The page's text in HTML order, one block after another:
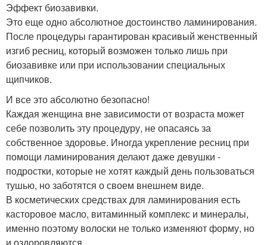
Эффект биозавивки.
Это еще одно абсолютное достоинство ламинирования.
После процедуры гарантирован красивый женственный
изгиб ресниц, который возможен только лишь при
биозавивке или при использовании специальных
щипчиков.
И все это абсолютно безопасно!
Каждая женщина вне зависимости от возраста может
себе позволить эту процедуру, не опасаясь за
собственное здоровье. Иногда укрепление ресниц при
помощи ламинирования делают даже девушки -
подростки, которые не хотят каждый день пользоваться
тушью, но заботятся о своем внешнем виде.
В косметических средствах для ламинирования есть
касторовое масло, витаминный комплекс и минералы,
именно поэтому волоски не только изменяют форму, но